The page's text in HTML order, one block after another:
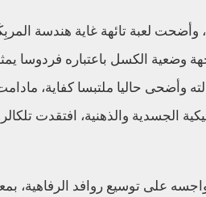
، وأضحت لعبة تائهة غاية هندسة المر
وضعية الكسل باعتباره فردوسا
وأضحى حاليا ملتبسا كفاية،
الجسدية والذهنية، افتقدت تلك
على توسيع روافد الرفاهية،